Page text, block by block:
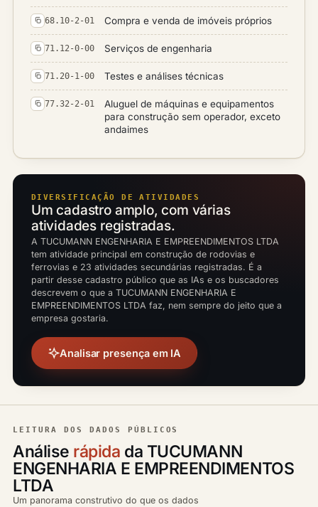
68.10-2-01 Compra e venda de imóveis próprios
71.12-0-00 Serviços de engenharia
71.20-1-00 Testes e análises técnicas
77.32-2-01
Aluguel de máquinas e equipamentos
para construção sem operador, exceto
andaimes
DIVERSIFICAÇÃO DE ATIVIDADES
Um cadastro amplo, com várias
atividades registradas.
A TUCUMANN ENGENHARIA E EMPREENDIMENTOS LTDA
tem atividade principal em construção de rodovias e
ferrovias e 23 atividades secundárias registradas. É a
partir desse cadastro público que as IAs e os buscadores
descrevem o que a TUCUMANN ENGENHARIA E
EMPREENDIMENTOS LTDA faz, nem sempre do jeito que a
empresa gostaria.
Analisar presença em IA
LEITURA DOS DADOS PÚBLICOS
Análise rápida da TUCUMANN
ENGENHARIA E EMPREENDIMENTOS
LTDA
Um panorama construtivo do que os dados